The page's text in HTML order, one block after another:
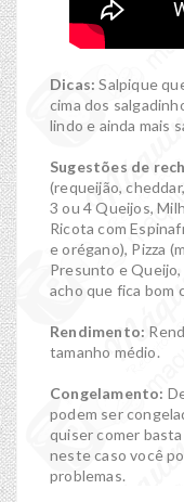
Dicas: Salpique
cima dos
lindo e ainda mais
Sugestões de
(requeijão,
3 ou 4 Queijos,
Ricota com
e orégano), Pizza
Presunto e
acho que fica bom
Rendimento:
tamanho médio.
Congelamento:
podem ser
quiser comer
neste caso você
problemas.